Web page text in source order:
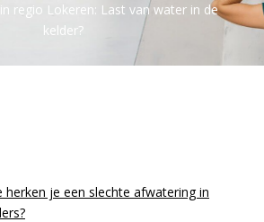
regio Lokeren: Last van water in de
kelder?
herken je een slechte afwatering in